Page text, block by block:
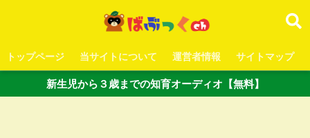
トップページ 当サイトについて 運営者情報 サイトマップ
新生児から３歳までの知育オーディオ【無料】